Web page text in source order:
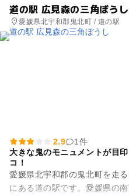
道の駅 広見森の三角ぼうし
愛媛県北宇和郡鬼北町 / 道の駅
2.9
1件
大きな鬼のモニュメントが目
コ！
愛媛県北宇和郡の鬼北町を走
にある道の駅です。愛媛県の